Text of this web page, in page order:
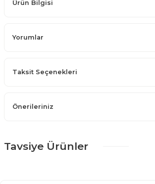
Ürün Bilgisi
Yorumlar
Taksit Seçenekleri
Önerileriniz
Tavsiye Ürünler